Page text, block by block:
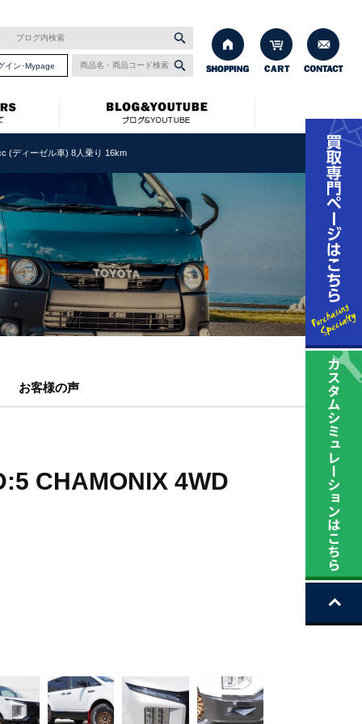
イン･Mypage
(ディーゼル車) 8人乗り 16km
お客様の声
CHAMONIX 4WD